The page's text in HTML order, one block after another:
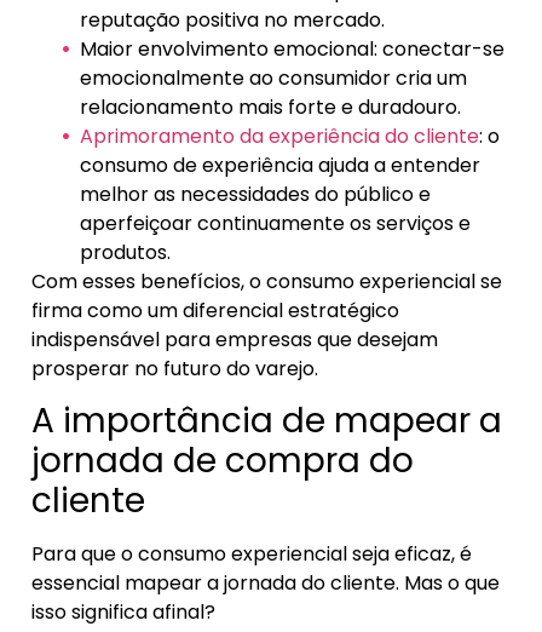
reputação positiva no mercado.
Maior envolvimento emocional: conectar-se
emocionalmente ao consumidor cria um
relacionamento mais forte e duradouro.
Aprimoramento da experiência do cliente: o
consumo de experiência ajuda a entender
melhor as necessidades do público e
aperfeiçoar continuamente os serviços e
produtos.
Com esses benefícios, o consumo experiencial se
firma como um diferencial estratégico
indispensável para empresas que desejam
prosperar no futuro do varejo.
A importância de mapear a
jornada de compra do
cliente
Para que o consumo experiencial seja eficaz, é
essencial mapear a jornada do cliente. Mas o que
isso significa afinal?